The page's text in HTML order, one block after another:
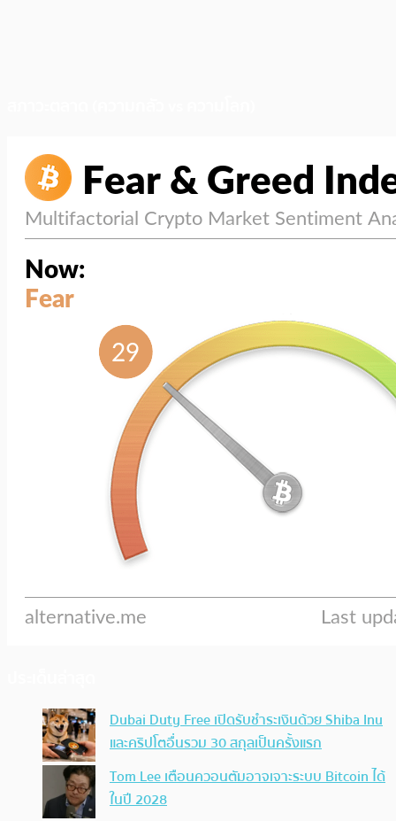
Dubai Duty Free เปิดรับชำระเงินด้วย Shiba Inu
และคริปโตอื่นรวม 30 สกุลเป็นครั้งแรก
Tom Lee เตือนควอนตัมอาจเจาะระบบ Bitcoin ได้
ในปี 2028